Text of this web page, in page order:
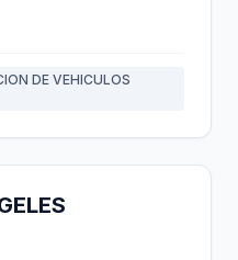
DE VEHICULOS